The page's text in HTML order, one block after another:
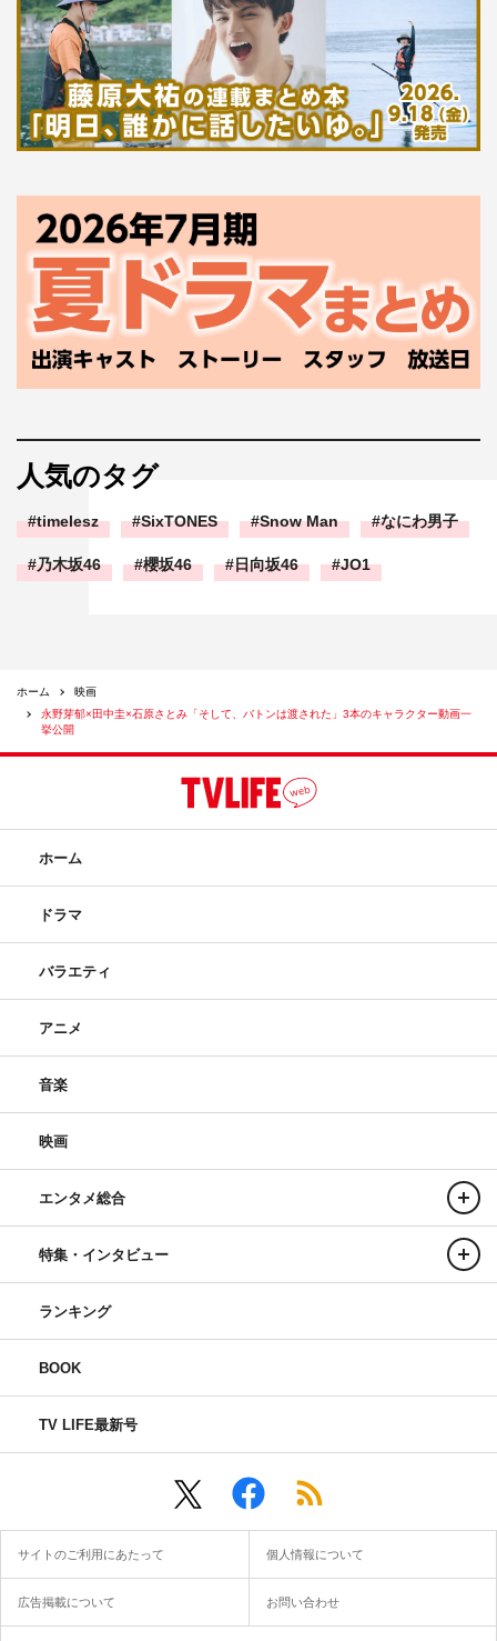
人気のタグ
timelesz SixTONES Snow Man なにわ男子
乃木坂46 櫻坂46 日向坂46 JO1
ホーム
映画
永野芽郁×田中圭×石原さとみ「そして、バトンは渡された」3本のキャラクター動画一
挙公開
ホーム
ドラマ
バラエティ
アニメ
音楽
映画
エンタメ総合
特集・インタビュー
ランキング
BOOK
TV LIFE最新号
サイトのご利用にあたって 個人情報について
広告掲載について お問い合わせ